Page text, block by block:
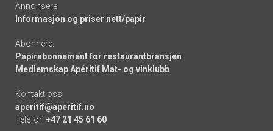
Annonsere:
Informasjon og priser nett/papir
Abonnere:
Papirabonnement for restaurantbransjen
Medlemskap Apéritif Mat- og vinklubb
Kontakt oss:
aperitif@aperitif.no
Telefon +47 21 45 61 60